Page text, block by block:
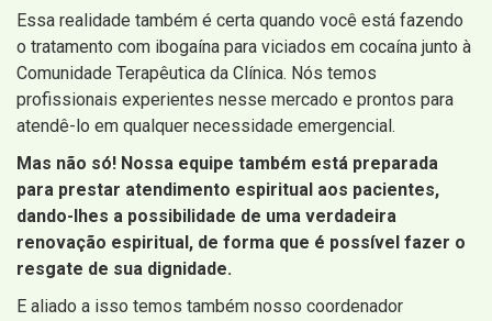
Essa realidade também é certa quando você está fazendo
o tratamento com ibogaína para viciados em cocaína junto à
Comunidade Terapêutica da Clínica. Nós temos
profissionais experientes nesse mercado e prontos para
atendê-lo em qualquer necessidade emergencial.
Mas não só! Nossa equipe também está preparada
para prestar atendimento espiritual aos pacientes,
dando-lhes a possibilidade de uma verdadeira
renovação espiritual, de forma que é possível fazer o
resgate de sua dignidade.
E aliado a isso temos também nosso coordenador